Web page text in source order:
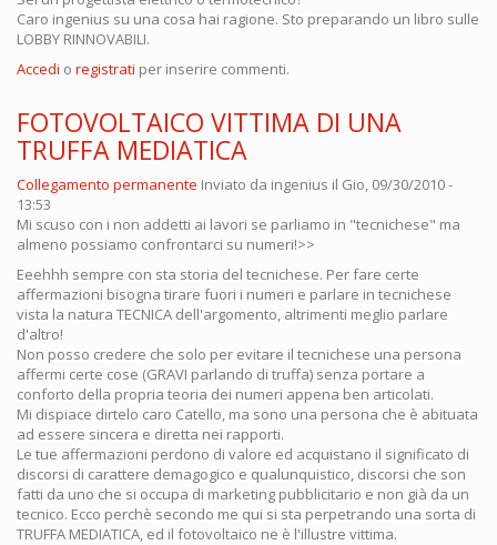
Caro ingenius su una cosa hai ragione. Sto preparando un libro sulle
LOBBY RINNOVABILI.
Accedi o registrati per inserire commenti.
FOTOVOLTAICO VITTIMA DI UNA
TRUFFA MEDIATICA
Collegamento permanente Inviato da ingenius il Gio, 09/30/2010 -
13:53
Mi scuso con i non addetti ai lavori se parliamo in "tecnichese" ma
almeno possiamo confrontarci su numeri!>>
Eeehhh sempre con sta storia del tecnichese. Per fare certe
affermazioni bisogna tirare fuori i numeri e parlare in tecnichese
vista la natura TECNICA dell'argomento, altrimenti meglio parlare
d'altro!
Non posso credere che solo per evitare il tecnichese una persona
affermi certe cose (GRAVI parlando di truffa) senza portare a
conforto della propria teoria dei numeri appena ben articolati.
Mi dispiace dirtelo caro Catello, ma sono una persona che è abituata
ad essere sincera e diretta nei rapporti.
Le tue affermazioni perdono di valore ed acquistano il significato di
discorsi di carattere demagogico e qualunquistico, discorsi che son
fatti da uno che si occupa di marketing pubblicitario e non già da un
tecnico. Ecco perchè secondo me qui si sta perpetrando una sorta di
TRUFFA MEDIATICA, ed il fotovoltaico ne è l'illustre vittima.